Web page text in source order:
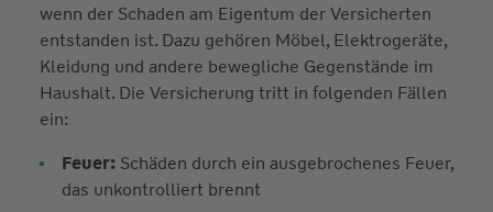
wenn der Schaden am Eigentum der Versicherten
entstanden ist. Dazu gehören Möbel, Elektrogeräte,
Kleidung und andere bewegliche Gegenstände im
Haushalt. Die Versicherung tritt in folgenden Fällen
ein:
Feuer: Schäden durch ein ausgebrochenes Feuer,
das unkontrolliert brennt